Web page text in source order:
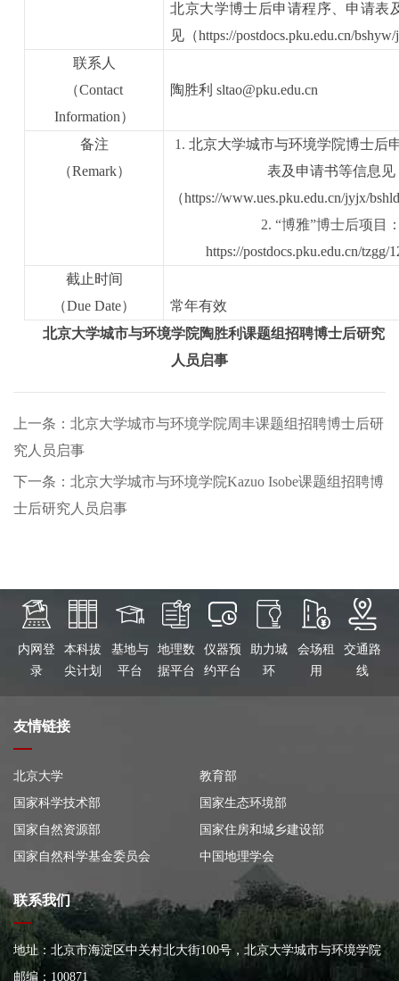
北京大学博士后申请程序、申请表
见（https://postdocs.pku.edu.cn/
联系人
（Contact
Information）
陶胜利 sltao@pku.edu.cn
备注
（Remark）
1 . 北京大学城市与环境学院博士后
表及申请书等信息见
（https://www.ues.pku.edu.cn/jyjx/
2. “博雅”博士后项目
https://postdocs.pku.edu.cn/tzgg/
截止时间
（Due Date）
常年有效
北京大学城市与环境学院陶胜利课题组招聘博士后研究
人员启事
上一条：北京大学城市与环境学院周丰课题组招聘博士后研
究人员启事
下一条：北京大学城市与环境学院Kazuo Isobe课题组招聘博
士后研究人员启事
内网登
录
本科拔
尖计划
基地与
平台
地理数
据平台
仪器预
约平台
助力城
环
会场租
用
交通路
线
友情链接
北京大学
教育部
国家科学技术部
国家生态环境部
国家自然资源部
国家住房和城乡建设部
国家自然科学基金委员会
中国地理学会
联系我们
地址：北京市海淀区中关村北大街100号，北京大学城市与环境学院
大楼
邮编：100871